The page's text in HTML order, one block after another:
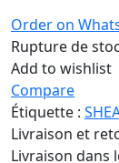
Order on
Rupture de
Add to wishlist
Compare
Étiquette :
Livraison et
Livraison dans